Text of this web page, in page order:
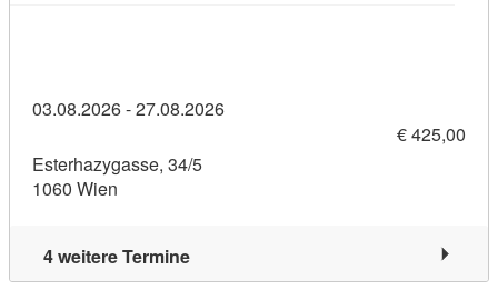
03.08.2026 - 27.08.2026
€ 425,00
Esterhazygasse, 34/5
1060 Wien
4 weitere Termine